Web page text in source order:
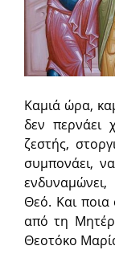
Καμιά ώρα,
δεν περνάει
ζεστής,
συμπονάει,
Θεό. Και ποια
από τη
Θεοτόκο